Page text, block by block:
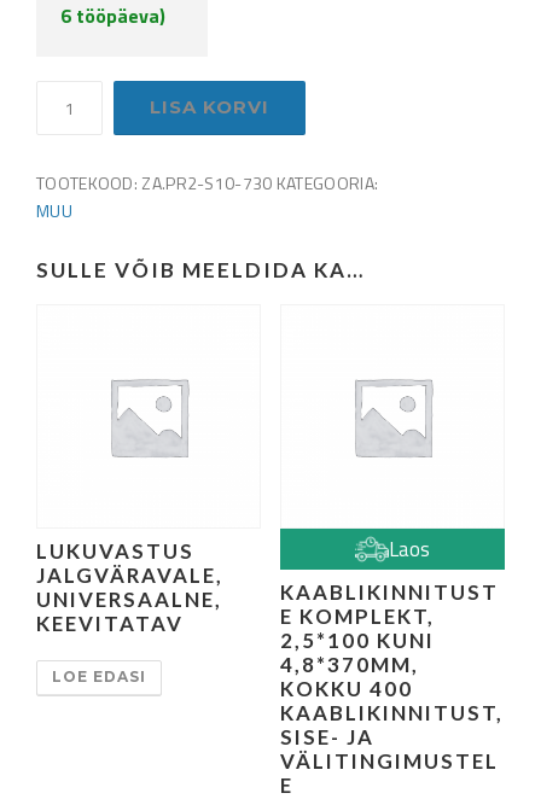
6 tööpäeva)
DOUBLE,
H730mm,
metall
LISA KORVI
TOOTEKOOD: ZA.PR2-S10-730 KATEGOORIA:
MUU
SULLE VÕIB MEELDIDA KA…
LUKUVASTUS
JALGVÄRAVALE,
UNIVERSAALNE,
KEEVITATAV
LOE EDASI
Laos
KAABLIKINNITUST
E KOMPLEKT,
2,5*100 KUNI
4,8*370MM,
KOKKU 400
KAABLIKINNITUST,
SISE- JA
VÄLITINGIMUSTEL
E